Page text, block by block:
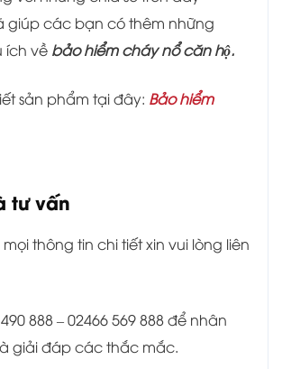
giúp các bạn có thêm những
ích về bảo hiểm cháy nổ căn hộ.
sản phẩm tại đây: Bảo hiểm
tư vấn
thông tin chi tiết xin vui lòng liên
888 – 02466 569 888 để nhân
giải đáp các thắc mắc.